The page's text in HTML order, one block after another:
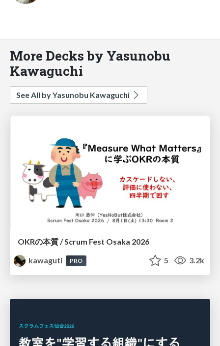
More Decks by Yasunobu
Kawaguchi
See All by Yasunobu Kawaguchi
OKRの本質 / Scrum Fest Osaka 2026
kawaguti
PRO 5 3.2k